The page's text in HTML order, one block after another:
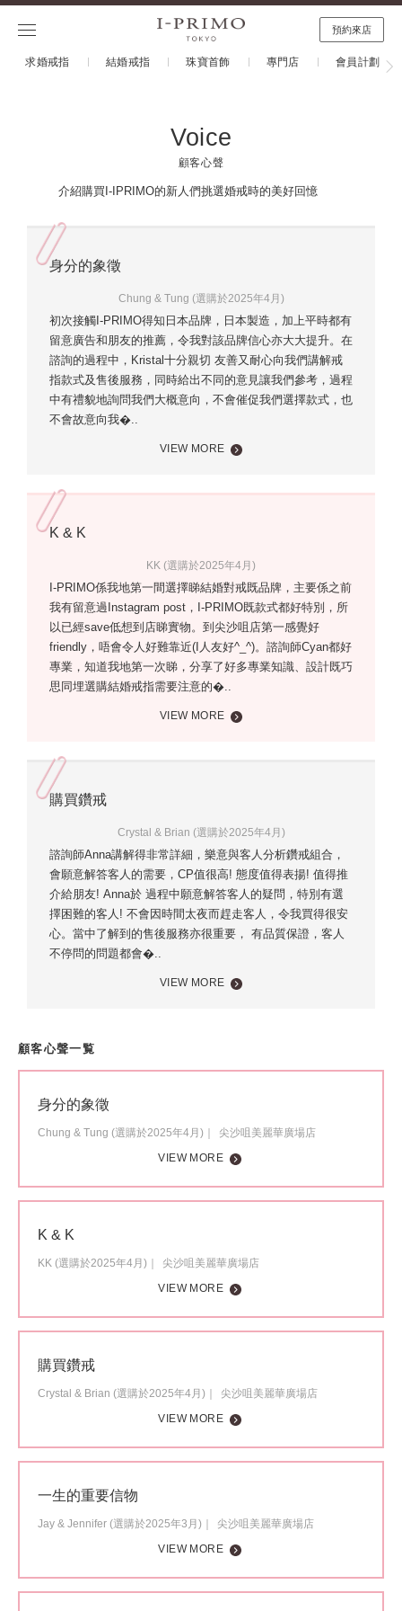
預約來店
求婚戒指 結婚戒指 珠寶首飾 專門店 會員計劃
Voice
顧客心聲
介紹購買I-IPRIMO的新人們挑選婚戒時的美好回憶
身分的象徵
Chung & Tung (選購於2025年4月)
初次接觸I-PRIMO得知日本品牌，日本製造，加上平時都有
留意廣告和朋友的推薦，令我對該品牌信心亦大大提升。在
諮詢的過程中，Kristal十分親切 友善又耐心向我們講解戒
指款式及售後服務，同時給出不同的意見讓我們參考，過程
中有禮貌地詢問我們大概意向，不會催促我們選擇款式，也
不會故意向我�..
VIEW MORE
K & K
KK (選購於2025年4月)
I-PRIMO係我地第一間選擇睇結婚對戒既品牌，主要係之前
我有留意過Instagram post，I-PRIMO既款式都好特別，所
以已經save低想到店睇實物。到尖沙咀店第一感覺好
friendly，唔會令人好難靠近(I人友好^_^)。諮詢師Cyan都好
專業，知道我地第一次睇，分享了好多專業知識、設計既巧
思同埋選購結婚戒指需要注意的�..
VIEW MORE
購買鑽戒
Crystal & Brian (選購於2025年4月)
諮詢師Anna講解得非常詳細，樂意與客人分析鑽戒組合，
會願意解答客人的需要，CP值很高! 態度值得表揚! 值得推
介給朋友! Anna於 過程中願意解答客人的疑問，特別有選
擇困難的客人! 不會因時間太夜而趕走客人，令我買得很安
心。當中了解到的售後服務亦很重要， 有品質保證，客人
不停問的問題都會�..
VIEW MORE
顧客心聲一覧
身分的象徵
Chung & Tung (選購於2025年4月)
尖沙咀美麗華廣場店
VIEW MORE
K & K
KK (選購於2025年4月)
尖沙咀美麗華廣場店
VIEW MORE
購買鑽戒
Crystal & Brian (選購於2025年4月)
尖沙咀美麗華廣場店
VIEW MORE
一生的重要信物
Jay & Jennifer (選購於2025年3月)
尖沙咀美麗華廣場店
VIEW MORE